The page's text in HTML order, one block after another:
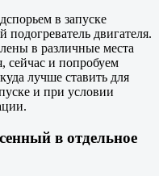
в запуске
подогреватель двигателя.
в различные места
сейчас и попробуем
лучше ставить для
и при условии
в отдельное